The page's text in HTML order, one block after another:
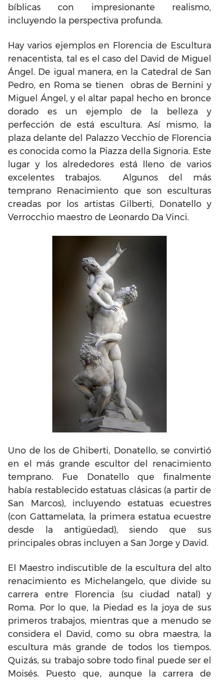
bíblicas con impresionante realismo,
incluyendo la perspectiva profunda.
Hay varios ejemplos en Florencia de Escultura
renacentista, tal es el caso del David de Miguel
Ángel. De igual manera, en la Catedral de San
Pedro, en Roma se tienen obras de Bernini y
Miguel Ángel, y el altar papal hecho en bronce
dorado es un ejemplo de la belleza y
perfección de está escultura. Así mismo, la
plaza delante del Palazzo Vecchio de Florencia
es conocida como la Piazza della Signoria. Este
lugar y los alrededores está lleno de varios
excelentes trabajos. Algunos del más
temprano Renacimiento que son esculturas
creadas por los artistas Gilberti, Donatello y
Verrocchio maestro de Leonardo Da Vinci.
Uno de los de Ghiberti, Donatello, se convirtió
en el más grande escultor del renacimiento
temprano. Fue Donatello que finalmente
había restablecido estatuas clásicas (a partir de
San Marcos), incluyendo estatuas ecuestres
(con Gattamelata, la primera estatua ecuestre
desde la antigüedad), siendo que sus
principales obras incluyen a San Jorge y David.
El Maestro indiscutible de la escultura del alto
renacimiento es Michelangelo, que divide su
carrera entre Florencia (su ciudad natal) y
Roma. Por lo que, la Piedad es la joya de sus
primeros trabajos, mientras que a menudo se
considera el David, como su obra maestra, la
escultura más grande de todos los tiempos.
Quizás, su trabajo sobre todo final puede ser el
Moisés. Puesto que, aunque la carrera de